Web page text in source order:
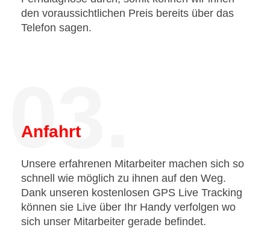
den voraussichtlichen Preis bereits über das
Telefon sagen.
03.
Anfahrt
Unsere erfahrenen Mitarbeiter machen sich so
schnell wie möglich zu ihnen auf den Weg.
Dank unseren kostenlosen GPS Live Tracking
können sie Live über Ihr Handy verfolgen wo
sich unser Mitarbeiter gerade befindet.